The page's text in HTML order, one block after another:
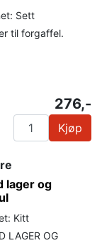
Sett
til forgaffel.
276,-
Kjøp
lager og
Kitt
LAGER OG